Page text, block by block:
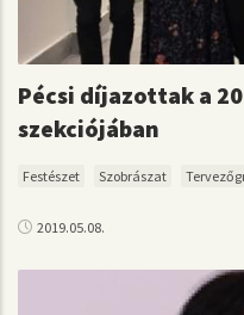
Pécsi díjazottak a
szekciójában
Festészet Szobrászat
2019.05.08.